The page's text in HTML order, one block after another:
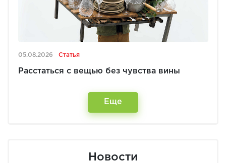
05.08.2026 Статья
Расстаться с вещью без чувства вины
Еще
Новости